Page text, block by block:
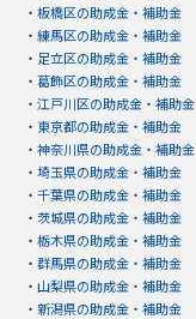
・ 板橋区の助成金・補助金
・ 練馬区の助成金・補助金
・ 足立区の助成金・補助金
・ 葛飾区の助成金・補助金
・ 江戸川区の助成金・補助金
・ 東京都の助成金・補助金
・ 神奈川県の助成金・補助金
・ 埼玉県の助成金・補助金
・ 千葉県の助成金・補助金
・ 茨城県の助成金・補助金
・ 栃木県の助成金・補助金
・ 群馬県の助成金・補助金
・ 山梨県の助成金・補助金
・ 新潟県の助成金・補助金